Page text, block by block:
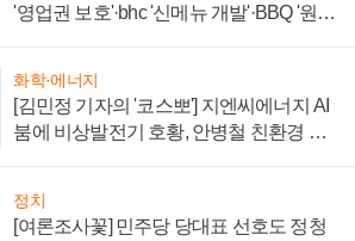
'영업권 보호'·bhc '신메뉴 개발'·BBQ '원가
화학·에너지
[김민정 기자의 '코스뽀'] 지엔씨에너지 AI
붐에 비상발전기 호황, 안병철 친환경 에
정치
[여론조사꽃] 민주당 당대표 선호도 정청